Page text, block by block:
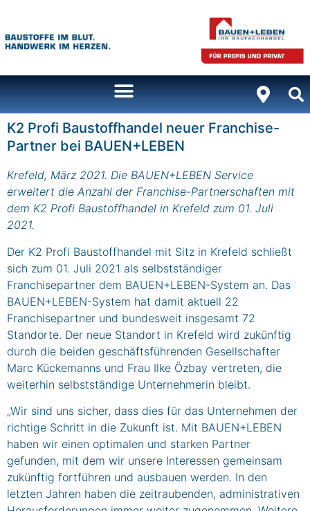
K2 Profi Baustoffhandel neuer Franchise-
Partner bei BAUEN+LEBEN
Krefeld, März 2021. Die BAUEN+LEBEN Service
erweitert die Anzahl der Franchise-Partnerschaften mit
dem K2 Profi Baustoffhandel in Krefeld zum 01. Juli
2021.
Der K2 Profi Baustoffhandel mit Sitz in Krefeld schließt
sich zum 01. Juli 2021 als selbstständiger
Franchisepartner dem BAUEN+LEBEN-System an. Das
BAUEN+LEBEN-System hat damit aktuell 22
Franchisepartner und bundesweit insgesamt 72
Standorte. Der neue Standort in Krefeld wird zukünftig
durch die beiden geschäftsführenden Gesellschafter
Marc Kückemanns und Frau Ilke Özbay vertreten, die
weiterhin selbstständige Unternehmerin bleibt.
„Wir sind uns sicher, dass dies für das Unternehmen der
richtige Schritt in die Zukunft ist. Mit BAUEN+LEBEN
haben wir einen optimalen und starken Partner
gefunden, mit dem wir unsere Interessen gemeinsam
zukünftig fortführen und ausbauen werden. In den
letzten Jahren haben die zeitraubenden, administrativen